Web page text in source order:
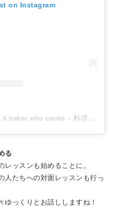
on Instagram
A post shared by Mariko – A baker who cooks – 料理好きのパン講師 (@popotxkitchen)
る
ッスンも始めることに。
人たちへの対面レッスンも行っ
ゆっくりとお話ししますね！